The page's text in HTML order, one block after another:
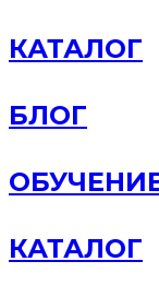
КАТАЛОГ
БЛОГ
КАТАЛОГ